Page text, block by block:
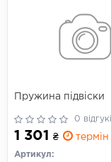
Пружина підвіски
0
1 301 ₴ термін
Артикул: